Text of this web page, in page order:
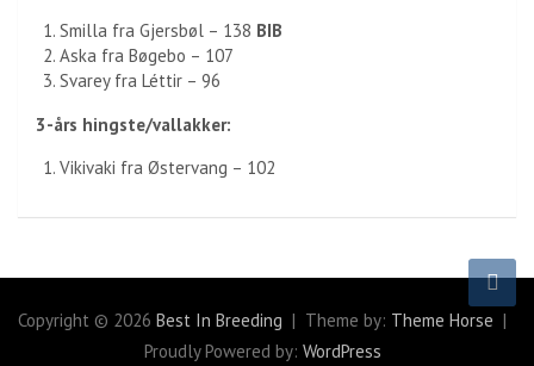
Smilla fra Gjersbøl – 138 BIB
Aska fra Bøgebo – 107
Svarey fra Léttir – 96
3-års hingste/vallakker:
Vikivaki fra Østervang – 102
Copyright © 2026 Best In Breeding Theme by: Theme Horse
Proudly Powered by: WordPress